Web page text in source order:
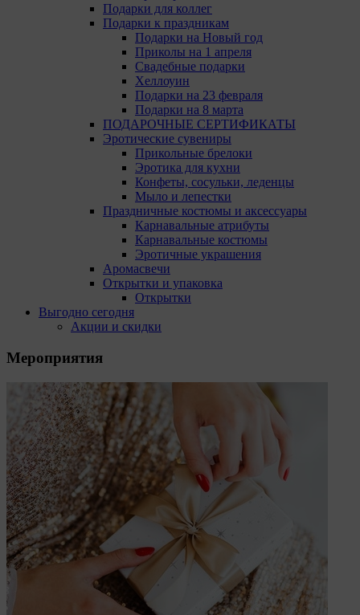
Подарки для коллег
Подарки к праздникам
Подарки на Новый год
Приколы на 1 апреля
Свадебные подарки
Хеллоуин
Подарки на 23 февраля
Подарки на 8 марта
ПОДАРОЧНЫЕ СЕРТИФИКАТЫ
Эротические сувениры
Прикольные брелоки
Эротика для кухни
Конфеты, сосульки, леденцы
Мыло и лепестки
Праздничные костюмы и аксессуары
Карнавальные атрибуты
Карнавальные костюмы
Эротичные украшения
Аромасвечи
Открытки и упаковка
Открытки
Выгодно сегодня
Акции и скидки
Мероприятия